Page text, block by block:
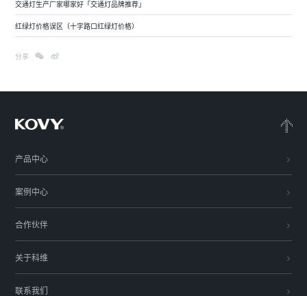
交通灯生产厂家哪家好「交通灯品牌推荐」
红绿灯价格误区（十字路口红绿灯价格）
分享
产品中心
案例中心
合作伙伴
关于科维
联系我们